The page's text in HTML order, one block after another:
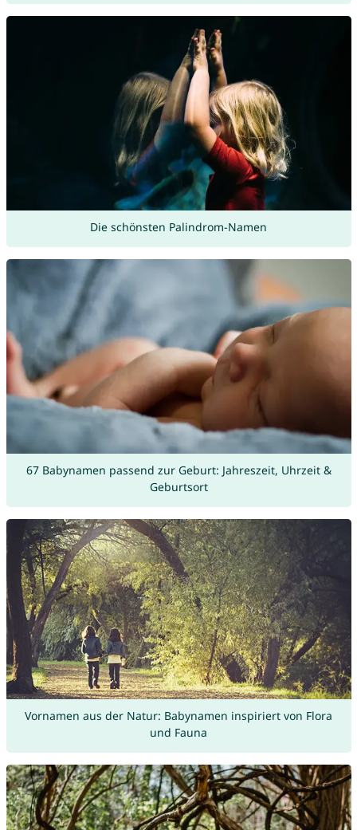
Die schönsten Palindrom-Namen
67 Babynamen passend zur Geburt: Jahreszeit, Uhrzeit &
Geburtsort
Vornamen aus der Natur: Babynamen inspiriert von Flora
und Fauna